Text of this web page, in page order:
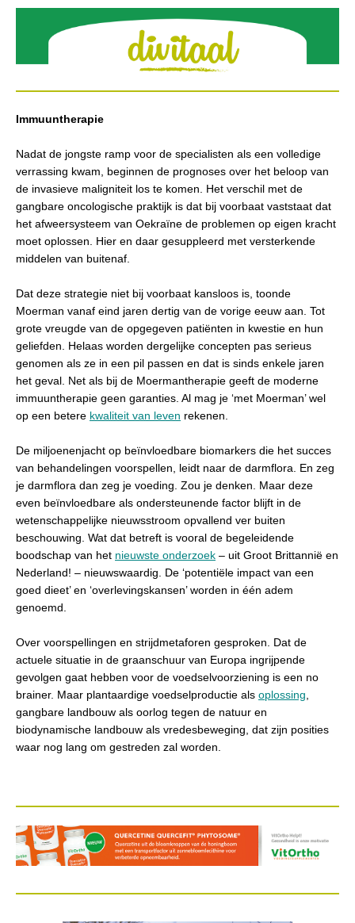
Immuuntherapie
Nadat de jongste ramp voor de specialisten als een volledige
verrassing kwam, beginnen de prognoses over het beloop van
de invasieve maligniteit los te komen. Het verschil met de
gangbare oncologische praktijk is dat bij voorbaat vaststaat dat
het afweersysteem van Oekraïne de problemen op eigen kracht
moet oplossen. Hier en daar gesuppleerd met versterkende
middelen van buitenaf.
Dat deze strategie niet bij voorbaat kansloos is, toonde
Moerman vanaf eind jaren dertig van de vorige eeuw aan. Tot
grote vreugde van de opgegeven patiënten in kwestie en hun
geliefden. Helaas worden dergelijke concepten pas serieus
genomen als ze in een pil passen en dat is sinds enkele jaren
het geval. Net als bij de Moermantherapie geeft de moderne
immuuntherapie geen garanties. Al mag je ‘met Moerman’ wel
op een betere kwaliteit van leven rekenen.
De miljoenenjacht op beïnvloedbare biomarkers die het succes
van behandelingen voorspellen, leidt naar de darmflora. En zeg
je darmflora dan zeg je voeding. Zou je denken. Maar deze
even beïnvloedbare als ondersteunende factor blijft in de
wetenschappelijke nieuwsstroom opvallend ver buiten
beschouwing. Wat dat betreft is vooral de begeleidende
boodschap van het nieuwste onderzoek – uit Groot Brittannië en
Nederland! – nieuwswaardig. De ‘potentiële impact van een
goed dieet’ en ‘overlevingskansen’ worden in één adem
genoemd.
Over voorspellingen en strijdmetaforen gesproken. Dat de
actuele situatie in de graanschuur van Europa ingrijpende
gevolgen gaat hebben voor de voedselvoorziening is een no
brainer. Maar plantaardige voedselproductie als oplossing
gangbare landbouw als oorlog tegen de natuur en
biodynamische landbouw als vredesbeweging, dat zijn posities
waar nog lang om gestreden zal worden.